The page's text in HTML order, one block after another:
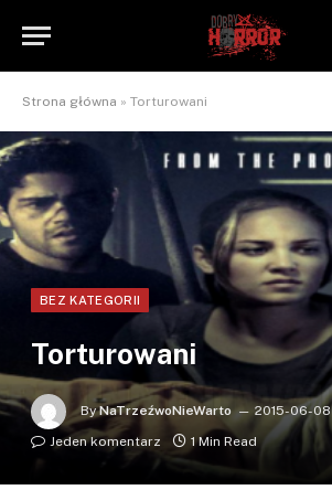
Strona główna » Torturowani
BEZ KATEGORII
Torturowani
By NaTrzeźwoNieWarto
2015-06-08
Jeden komentarz
1 Min Read